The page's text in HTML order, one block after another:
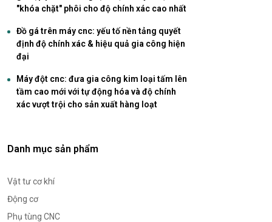
"khóa chặt" phôi cho độ chính xác cao nhất
Đồ gá trên máy cnc: yếu tố nền tảng quyết
định độ chính xác & hiệu quả gia công hiện
đại
Máy đột cnc: đưa gia công kim loại tấm lên
tầm cao mới với tự động hóa và độ chính
xác vượt trội cho sản xuất hàng loạt
Danh mục sản phẩm
Vật tư cơ khí
Động cơ
Phụ tùng CNC